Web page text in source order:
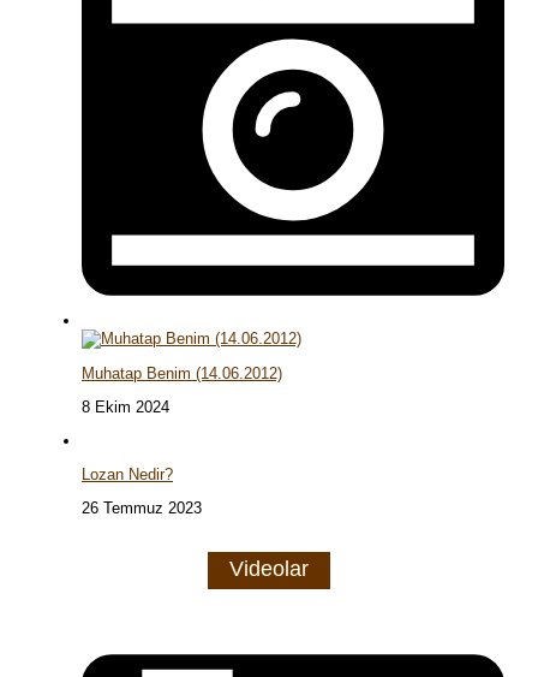
Muhatap Benim (14.06.2012)
8 Ekim 2024
Lozan Nedir?
26 Temmuz 2023
Videolar